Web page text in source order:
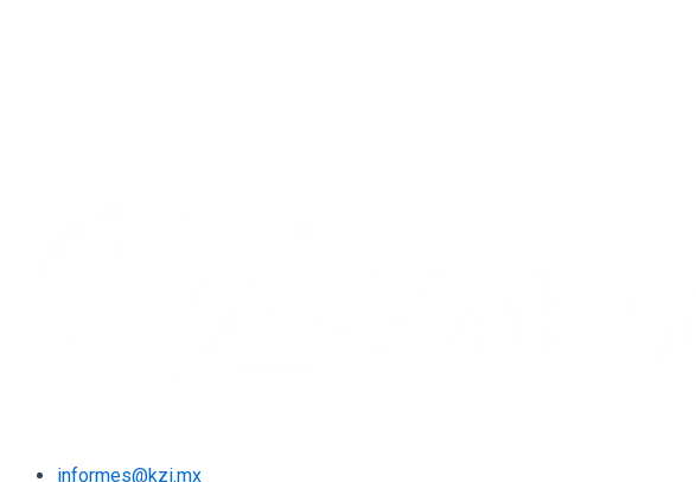
informes@kzi.mx